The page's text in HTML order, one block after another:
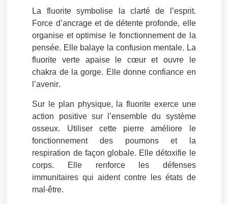
La fluorite symbolise la clarté de l’esprit.
Force d’ancrage et de détente profonde, elle
organise et optimise le fonctionnement de la
pensée. Elle balaye la confusion mentale. La
fluorite verte apaise le cœur et ouvre le
chakra de la gorge. Elle donneconfiance en
l’avenir.
Sur le plan physique, la fluorite exerce une
action positive sur l’ensemble du système
osseux. Utiliser cette pierre améliore le
fonctionnement des poumons et la
respiration de façon globale. Elledétoxifie le
corps. Elle renforce les défenses
immunitaires qui aident contre les états de
mal-être.